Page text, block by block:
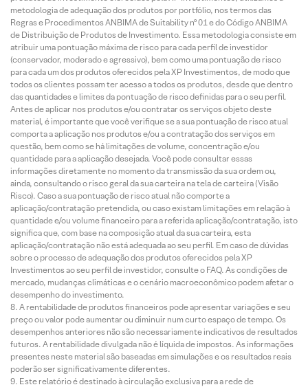
metodologia de adequação dos produtos por portfólio, nos termos das
Regras e Procedimentos ANBIMA de Suitability nº 01 e do Código ANBIMA
de Distribuição de Produtos de Investimento. Essa metodologia consiste em
atribuir uma pontuação máxima de risco para cada perfil de investidor
(conservador, moderado e agressivo), bem como uma pontuação de risco
para cada um dos produtos oferecidos pela XP Investimentos, de modo que
todos os clientes possam ter acesso a todos os produtos, desde que dentro
das quantidades e limites da pontuação de risco definidas para o seu perfil.
Antes de aplicar nos produtos e/ou contratar os serviços objeto deste
material, é importante que você verifique se a sua pontuação de risco atual
comporta a aplicação nos produtos e/ou a contratação dos serviços em
questão, bem como se há limitações de volume, concentração e/ou
quantidade para a aplicação desejada. Você pode consultar essas
informações diretamente no momento da transmissão da sua ordem ou,
ainda, consultando o risco geral da sua carteira na tela de carteira (Visão
Risco). Caso a sua pontuação de risco atual não comporte a
aplicação/contratação pretendida, ou caso existam limitações em relação à
quantidade e/ou volume financeiro para a referida aplicação/contratação, isto
significa que, com base na composição atual da sua carteira, esta
aplicação/contratação não está adequada ao seu perfil. Em caso de dúvidas
sobre o processo de adequação dos produtos oferecidos pela XP
Investimentos ao seu perfil de investidor, consulte o FAQ. As condições de
mercado, mudanças climáticas e o cenário macroeconômico podem afetar o
desempenho do investimento.
A rentabilidade de produtos financeiros pode apresentar variações e seu
preço ou valor pode aumentar ou diminuir num curto espaço de tempo. Os
desempenhos anteriores não são necessariamente indicativos de resultados
futuros. A rentabilidade divulgada não é líquida de impostos. As informações
presentes neste material são baseadas em simulações e os resultados reais
poderão ser significativamente diferentes.
Este relatório é destinado à circulação exclusiva para a rede de